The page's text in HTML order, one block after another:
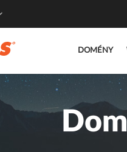
DOMÉNY